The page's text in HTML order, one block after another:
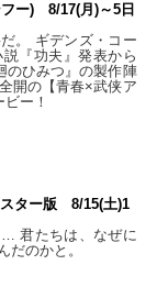
ー) 8/17(月)～5日
。 ギデンズ・コー
『功夫』発表から
ひみつ』の製作陣
開の【青春×武侠ア
ー！
ター版 8/15(土)1
君たちは、なぜに
だのかと。